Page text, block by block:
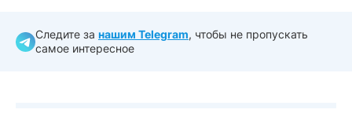
Следите за нашим Telegram, чтобы не пропускать
самое интересное